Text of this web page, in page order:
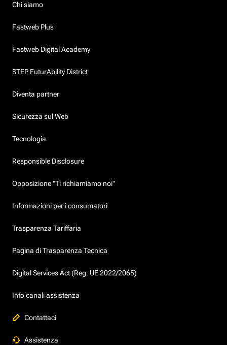
Chi siamo
Fastweb Plus
Fastweb Digital Academy
STEP FuturAbility District
Diventa partner
Sicurezza sul Web
Tecnologia
Responsible Disclosure
Opposizione "Ti richiamiamo noi"
Informazioni per i consumatori
Trasparenza Tariffaria
Pagina di Trasparenza Tecnica
Digital Services Act (Reg. UE 2022/2065)
Info canali assistenza
Contattaci
Assistenza